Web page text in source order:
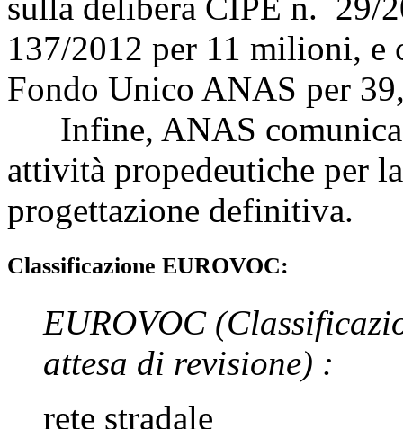
sulla delibera CIPE n.
137/2012 per 11 milioni, e
Fondo Unico ANAS per
Infine, ANAS comunica
attività propedeutiche per
progettazione definitiva.
Classificazione EUROVOC:
EUROVOC
attesa di revisione) :
rete stradale